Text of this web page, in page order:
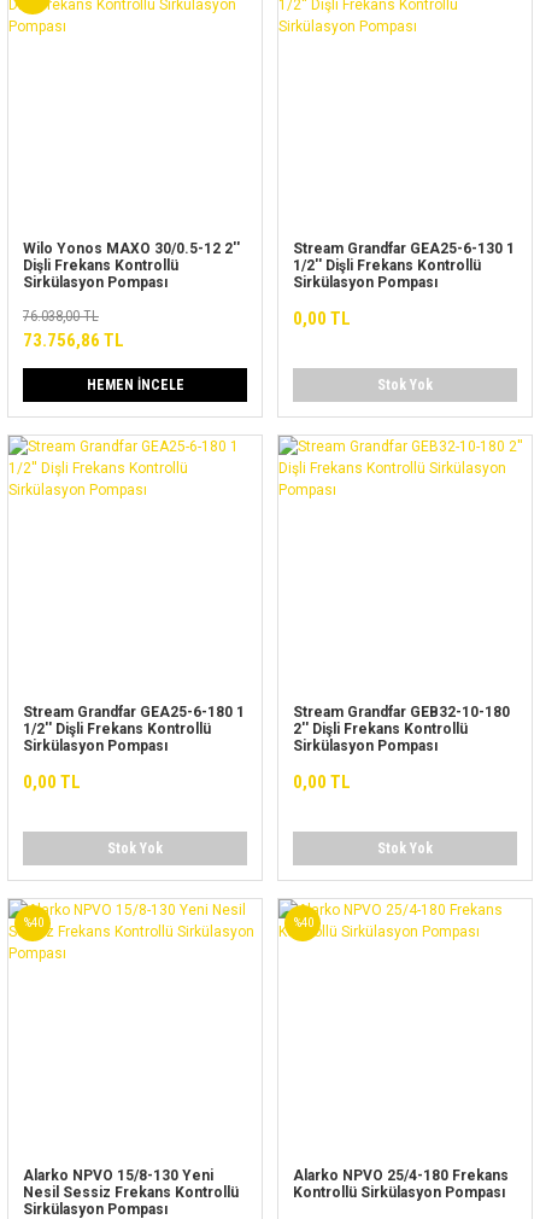
Wilo Yonos MAXO 30/0.5-12 2''
Dişli Frekans Kontrollü
Sirkülasyon Pompası
76.038,00 TL
73.756,86 TL
HEMEN İNCELE
Stream Grandfar GEA25-6-130 1
1/2'' Dişli Frekans Kontrollü
Sirkülasyon Pompası
0,00 TL
Stok Yok
Stream Grandfar GEA25-6-180 1
1/2'' Dişli Frekans Kontrollü
Sirkülasyon Pompası
0,00 TL
Stok Yok
Stream Grandfar GEB32-10-180
2'' Dişli Frekans Kontrollü
Sirkülasyon Pompası
0,00 TL
Stok Yok
%40
Alarko NPVO 15/8-130 Yeni
Nesil Sessiz Frekans Kontrollü
Sirkülasyon Pompası
%40
Alarko NPVO 25/4-180 Frekans
Kontrollü Sirkülasyon Pompası